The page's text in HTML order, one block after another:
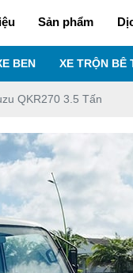
Sản phẩm
BEN XE TRỘN BÊ
QKR270 3.5 Tấn